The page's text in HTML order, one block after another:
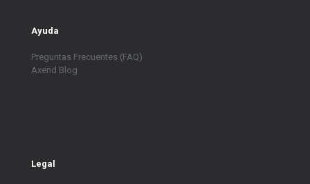
Ayuda
Preguntas Frecuentes (FAQ)
Axend Blog
Legal